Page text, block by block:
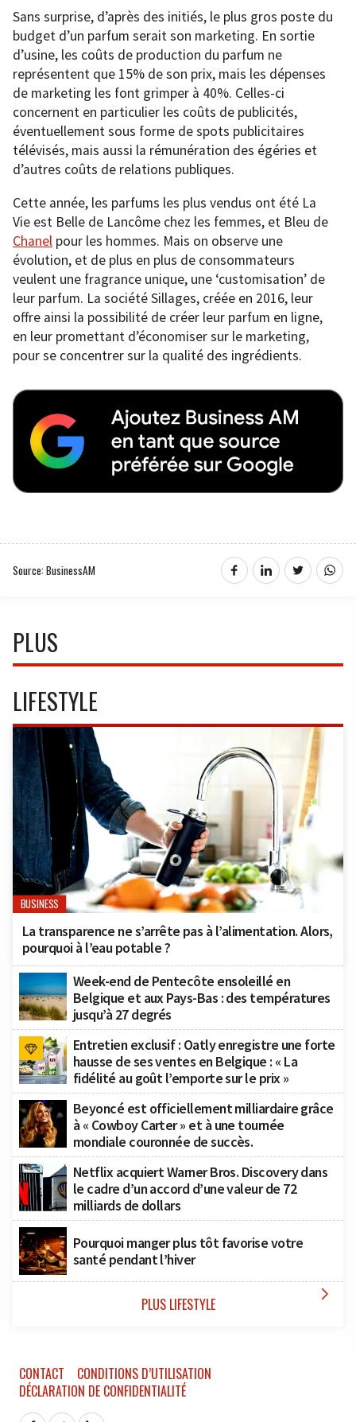
Sans surprise, d’après des initiés, le plus gros poste du
budget d’un parfum serait son marketing. En sortie
d’usine, les coûts de production du parfum ne
représentent que 15% de son prix, mais les dépenses
de marketing les font grimper à 40%. Celles-ci
concernent en particulier les coûts de publicités,
éventuellement sous forme de spots publicitaires
télévisés, mais aussi la rémunération des égéries et
d’autres coûts de relations publiques.
Cette année, les parfums les plus vendus ont été La
Vie est Belle de Lancôme chez les femmes, et Bleu de
Chanel pour les hommes. Mais on observe une
évolution, et de plus en plus de consommateurs
veulent une fragrance unique, une ‘customisation’ de
leur parfum. La société Sillages, créée en 2016, leur
offre ainsi la possibilité de créer leur parfum en ligne,
en leur promettant d’économiser sur le marketing,
pour se concentrer sur la qualité des ingrédients.
Source: BusinessAM
PLUS
LIFESTYLE
BUSINESS
La transparence ne s’arrête pas à l’alimentation. Alors,
pourquoi à l’eau potable ?
Week-end de Pentecôte ensoleillé en
Belgique et aux Pays-Bas : des températures
jusqu’à 27 degrés
Entretien exclusif : Oatly enregistre une forte
hausse de ses ventes en Belgique : « La
fidélité au goût l’emporte sur le prix »
Beyoncé est officiellement milliardaire grâce
à « Cowboy Carter » et à une tournée
mondiale couronnée de succès.
Netflix acquiert Warner Bros. Discovery dans
le cadre d’un accord d’une valeur de 72
milliards de dollars
Pourquoi manger plus tôt favorise votre
santé pendant l’hiver
PLUS LIFESTYLE 
CONTACT
CONDITIONS D’UTILISATION
DÉCLARATION DE CONFIDENTIALITÉ